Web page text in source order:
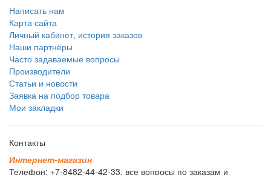
Написать нам
Карта сайта
Личный кабинет, история заказов
Наши партнёры
Часто задаваемые вопросы
Производители
Статьи и новости
Заявка на подбор товара
Мои закладки
Контакты
Интернет-магазин
Телефон: +7-8482-44-42-33, все вопросы по заказам и